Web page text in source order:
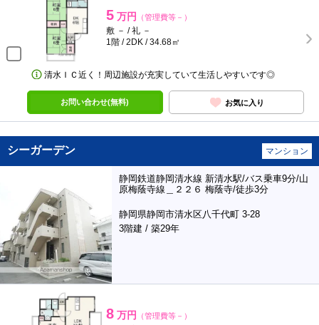
5 万円 （管理費等－）
敷 － / 礼 －
1階 / 2DK / 34.68㎡
清水ＩＣ近く！周辺施設が充実していて生活しやすいです◎
お問い合わせ(無料) お気に入り
シーガーデン マンション
静岡鉄道静岡清水線 新清水駅/バス乗車9分/山
原梅蔭寺線＿２２６ 梅蔭寺/徒歩3分
静岡県静岡市清水区八千代町 3-28
3階建 / 築29年
8 万円 （管理費等－）